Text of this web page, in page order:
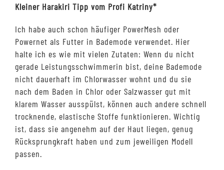
Kleiner Harakiri Tipp vom Profi Katriny*
Ich habe auch schon häufiger PowerMesh oder
Powernet als Futter in Bademode verwendet. Hier
halte ich es wie mit vielen Zutaten: Wenn du nicht
gerade Leistungsschwimmerin bist, deine Bademode
nicht dauerhaft im Chlorwasser wohnt und du sie
nach dem Baden in Chlor oder Salzwasser gut mit
klarem Wasser ausspülst, können auch andere schnell
trocknende, elastische Stoffe funktionieren. Wichtig
ist, dass sie angenehm auf der Haut liegen, genug
Rücksprungkraft haben und zum jeweiligen Modell
passen.